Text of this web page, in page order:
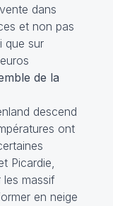
dans
et non pas
que sur
de la
descend
ont
Picardie,
les massif
en neige